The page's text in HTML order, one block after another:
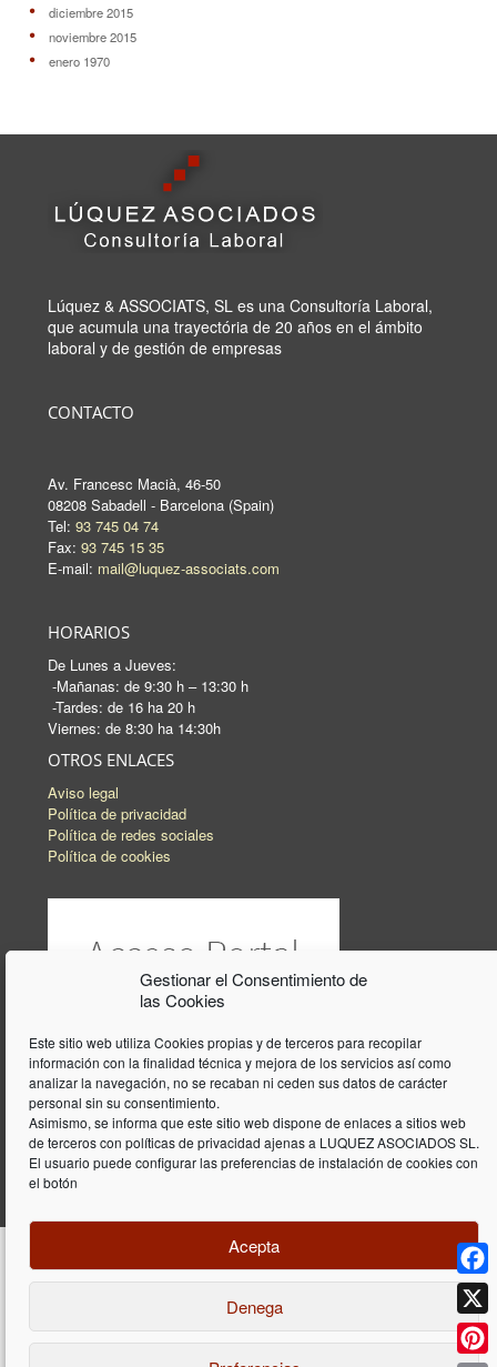
Gestionar el Consentimiento de
las Cookies
Este sitio web utiliza Cookies propias y de terceros para recopilar
información con la finalidad técnica y mejora de los servicios así como
analizar la navegación, no se recaban ni ceden sus datos de carácter
personal sin su consentimiento.
Asimismo, se informa que este sitio web dispone de enlaces a sitios web
de terceros con políticas de privacidad ajenas a LUQUEZ ASOCIADOS SL.
El usuario puede configurar las preferencias de instalación de cookies con
el botón
Acepta
Denega
diciembre 2015
noviembre 2015
enero 1970
Lúquez & ASSOCIATS, SL es una Consultoría Laboral,
que acumula una trayectória de 20 años en el ámbito
laboral y de gestión de empresas
CONTACTO
Av. Francesc Macià, 46-50
08208 Sabadell - Barcelona (Spain)
Tel: 93 745 04 74
Fax: 93 745 15 35
E-mail: mail@luquez-associats.com
HORARIOS
De Lunes a Jueves:
-Mañanas: de 9:30 h – 13:30 h
-Tardes: de 16 ha 20 h
Viernes: de 8:30 ha 14:30h
OTROS ENLACES
Aviso legal
Política de privacidad
Política de redes sociales
Política de cookies
Diseño y programación web porDieres.com
| Lúquez Associats SL | ©
X